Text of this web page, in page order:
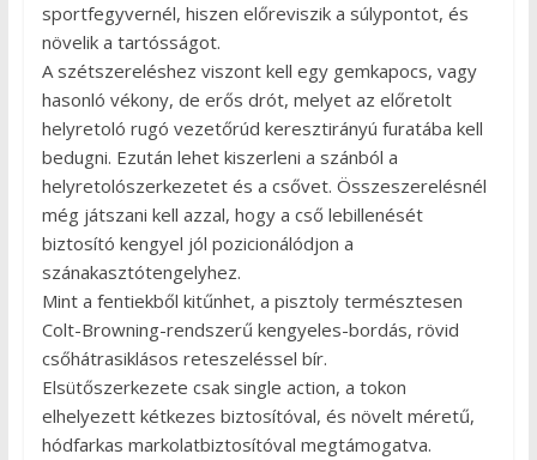
sportfegyvernél, hiszen előreviszik a súlypontot, és
növelik a tartósságot.
A szétszereléshez viszont kell egy gemkapocs, vagy
hasonló vékony, de erős drót, melyet az előretolt
helyretoló rugó vezetőrúd keresztirányú furatába kell
bedugni. Ezután lehet kiszerleni a szánból a
helyretolószerkezetet és a csővet. Összeszerelésnél
még játszani kell azzal, hogy a cső lebillenését
biztosító kengyel jól pozicionálódjon a
szánakasztótengelyhez.
Mint a fentiekből kitűnhet, a pisztoly természtesen
Colt-Browning-rendszerű kengyeles-bordás, rövid
csőhátrasiklásos reteszeléssel bír.
Elsütőszerkezete csak single action, a tokon
elhelyezett kétkezes biztosítóval, és növelt méretű,
hódfarkas markolatbiztosítóval megtámogatva.